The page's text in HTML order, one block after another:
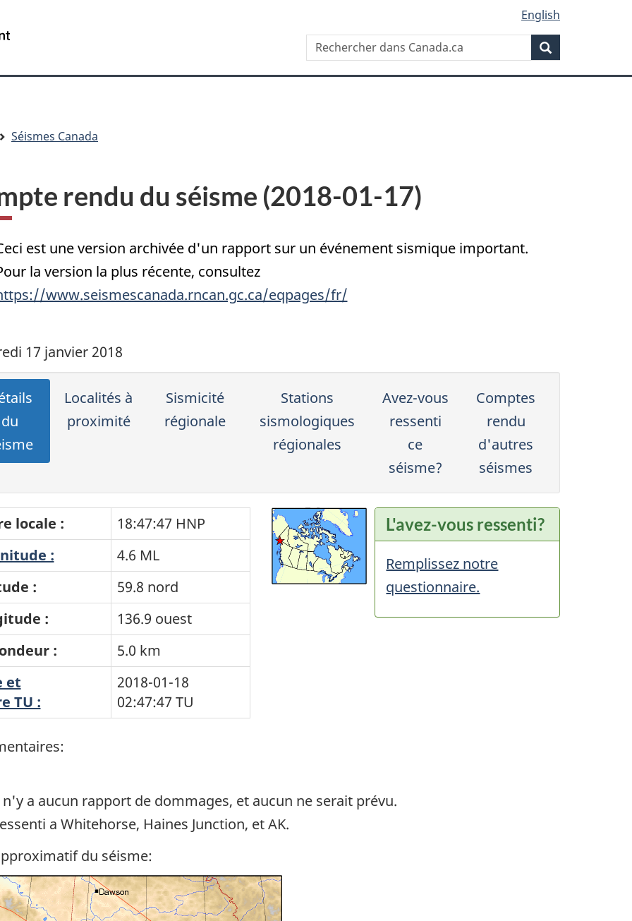
English
Rechercher
Rechercher
dans
Canada.ca
Séismes Canada
rendu du séisme (2018-01-17)
est une version archivée d'un rapport sur un événement sismique important.
la version la plus récente, consultez
www.seismescanada.rncan.gc.ca/eqpages/fr/
17 janvier 2018
du
Localités à
proximité
Sismicité
régionale
Stations
sismologiques
régionales
Avez-vous
ressenti
ce
séisme?
Comptes
rendu
d'autres
séismes
locale :
18:47:47 HNP
:
4.6 ML
:
59.8 nord
:
136.9 ouest
:
5.0 km
et
TU :
2018-01-18
02:47:47 TU
L'avez-vous ressenti?
Remplissez notre
questionnaire.
a aucun rapport de dommages, et aucun ne serait prévu.
a Whitehorse, Haines Junction, et AK.
du séisme: